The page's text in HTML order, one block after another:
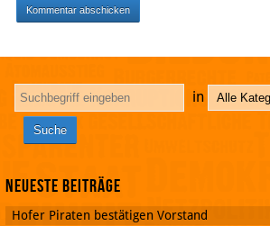
in
Neueste Beiträge
Hofer Piraten bestätigen Vorstand